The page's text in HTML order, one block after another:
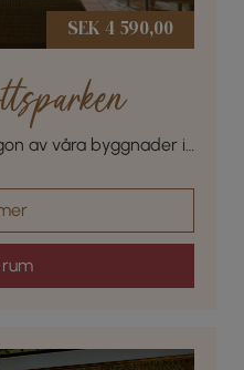
av våra byggnader i
SEK 4 590,00
rum